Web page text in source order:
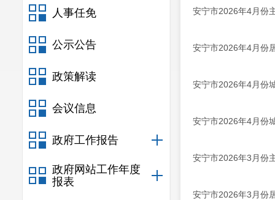
人事任免
公示公告
政策解读
会议信息
政府工作报告
政府网站工作年度
报表
安宁市2026年4月份
安宁市2026年4月份
安宁市2026年4月份
安宁市2026年4月份
安宁市2026年3月份
安宁市2026年3月份